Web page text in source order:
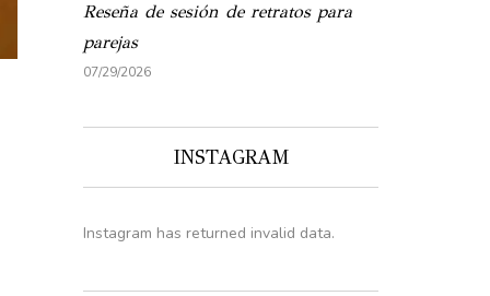
Reseña de sesión de retratos para
parejas
07/29/2026
INSTAGRAM
Instagram has returned invalid data.